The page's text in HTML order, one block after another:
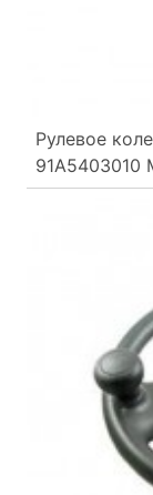
Рулевое
91A5403010